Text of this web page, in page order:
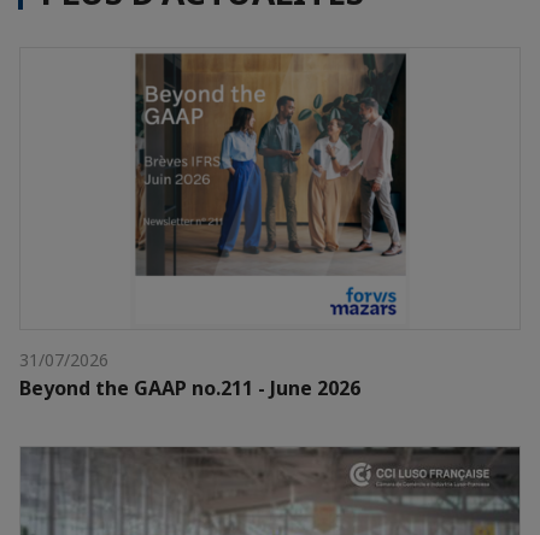
31/07/2026
Beyond the GAAP no.211 - June 2026